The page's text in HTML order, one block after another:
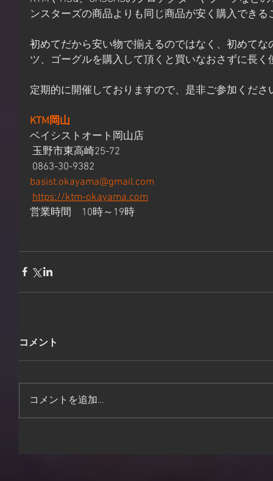
ンスターズの商品よりも同じ商品が安く購入できる
初めてだから安い物で揃えるのではなく、初めて
ツ、ゴーグルを購入して頂くと買いなおさずに長く
定期的に開催しておりますので、是非ご参加くださ
KTM岡山
ベイシストオート岡山店
玉野市東高崎25-72
0863-30-9382
basist.okayama@gmail.com
https://ktm-okayama.com
営業時間　10時～19時
コメント
コメントを追加…